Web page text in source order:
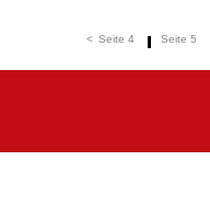
< Seite 4 Seite 5